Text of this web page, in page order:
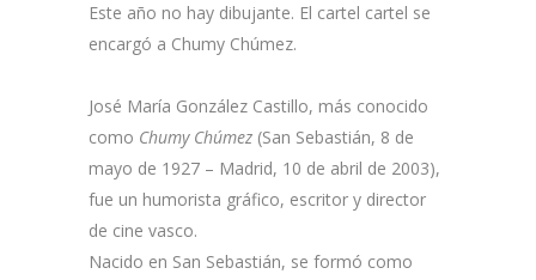
Este año no hay dibujante. El cartel cartel se
encargó a Chumy Chúmez.
José María González Castillo, más conocido
como Chumy Chúmez (San Sebastián, 8 de
mayo de 1927 – Madrid, 10 de abril de 2003),
fue un humorista gráfico, escritor y director
de cine vasco.
Nacido en San Sebastián, se formó como